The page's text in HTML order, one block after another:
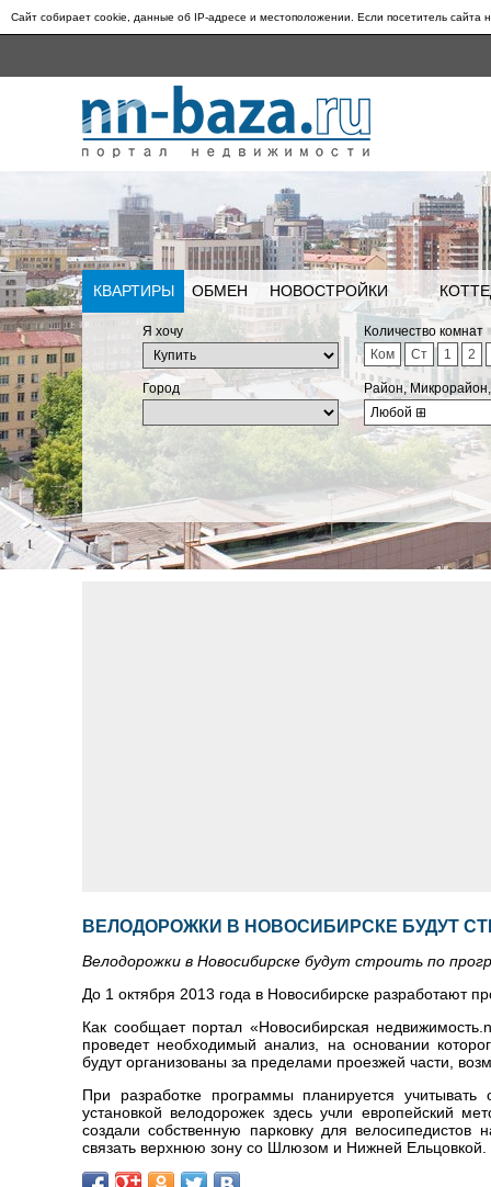
Сайт собирает cookie, данные об IP-адресе и местоположении. Если посетитель сайта
КВАРТИРЫ ОБМЕН НОВОСТРОЙКИ
Я хочу
Количество комнат
Ком
Ст 1 2
Город
Район,
Любой ⊞
ВЕЛОДОРОЖКИ В НОВОСИБИРСКЕ БУДУТ
Велодорожки в Новосибирске будут строить по
До 1 октября 2013 года в Новосибирске разработают
Как сообщает портал «Новосибирская
проведет необходимый анализ, на основании
будут организованы за пределами проезжей части,
При разработке программы планируется
установкой велодорожек здесь учли европейский
создали собственную парковку для
связать верхнюю зону со Шлюзом и Нижней Ельцовкой.